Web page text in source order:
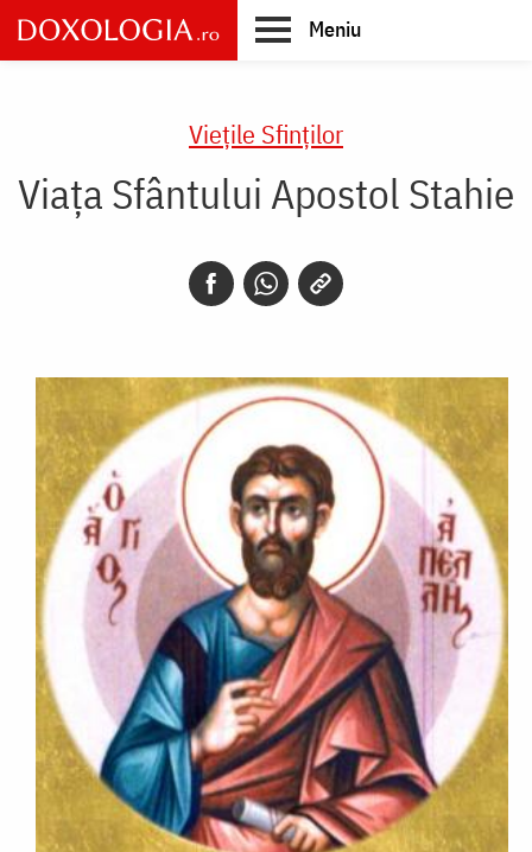
Skip
to
main
Meniu
Vieţile Sfinţilor
Viaţa Sfântului Apostol Stahie